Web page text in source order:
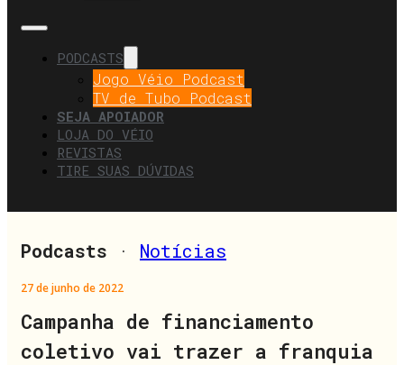
PODCASTS
Jogo Véio Podcast
TV de Tubo Podcast
SEJA APOIADOR
LOJA DO VÉIO
REVISTAS
TIRE SUAS DÚVIDAS
Podcasts · Notícias
27 de junho de 2022
Campanha de financiamento
coletivo vai trazer a franquia